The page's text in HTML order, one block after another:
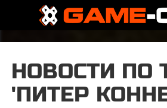
НОВОСТИ ПО
'ПИТЕР